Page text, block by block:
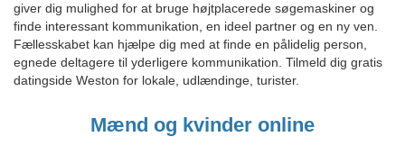
giver dig mulighed for at bruge højtplacerede søgemaskiner og
finde interessant kommunikation, en ideel partner og en ny ven.
Fællesskabet kan hjælpe dig med at finde en pålidelig person,
egnede deltagere til yderligere kommunikation. Tilmeld dig gratis
datingside Weston for lokale, udlændinge, turister.
Mænd og kvinder online